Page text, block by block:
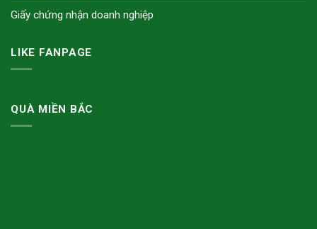
Giấy chứng nhận doanh nghiệp
LIKE FANPAGE
QUÀ MIỀN BẮC